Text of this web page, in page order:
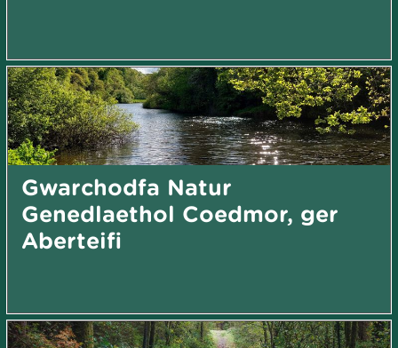
Gwarchodfa Natur
Genedlaethol Coedmor, ger
Aberteifi